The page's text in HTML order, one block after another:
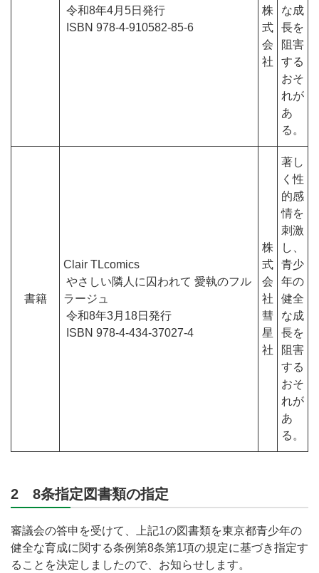
令和8年4月5日発行
ISBN 978-4-910582-85-6
株
式
会
社
な成
長を
阻害
する
おそ
れが
あ
る。
書籍
Clair TLcomics
やさしい隣人に囚われて 愛執のフル
ラージュ
令和8年3月18日発行
ISBN 978-4-434-37027-4
株
式
会
社
彗
星
社
著し
く性
的感
情を
刺激
し、
青少
年の
健全
な成
長を
阻害
する
おそ
れが
あ
る。
2 8条指定図書類の指定
審議会の答申を受けて、上記1の図書類を東京都青少年の
健全な育成に関する条例第8条第1項の規定に基づき指定す
ることを決定しましたので、お知らせします。